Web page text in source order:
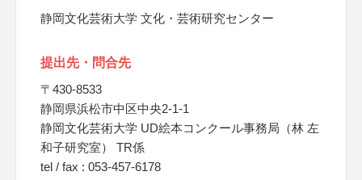
静岡文化芸術大学 文化・芸術研究センター
提出先・問合先
〒430-8533
静岡県浜松市中区中央2-1-1
静岡文化芸術大学 UD絵本コンクール事務局（林 左
和子研究室） TR係
tel / fax : 053-457-6178